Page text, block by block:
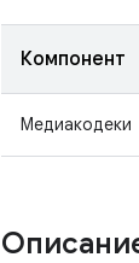
Компонент
Медиакодеки